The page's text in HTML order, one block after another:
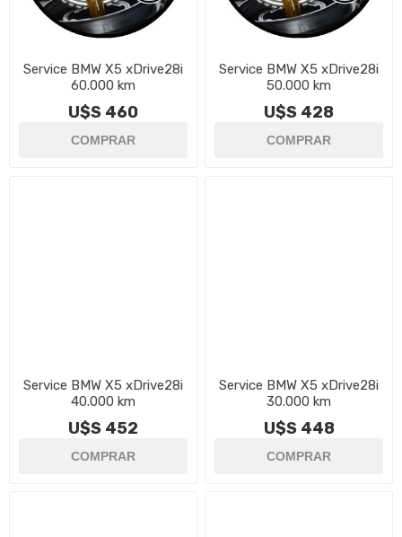
Service BMW X5 xDrive28i
60.000 km
U$S 460
Service BMW X5 xDrive28i
50.000 km
U$S 428
Service BMW X5 xDrive28i
40.000 km
U$S 452
Service BMW X5 xDrive28i
30.000 km
U$S 448